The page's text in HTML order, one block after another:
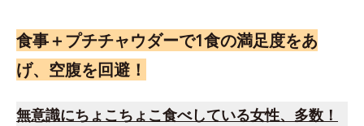
食事＋プチチャウダーで1食の満足度をあ
げ、空腹を回避！
無意識にちょこちょこ食べしている女性、多数！